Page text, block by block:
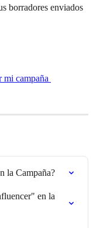
borradores enviados
mi campaña
la Campaña?
en la